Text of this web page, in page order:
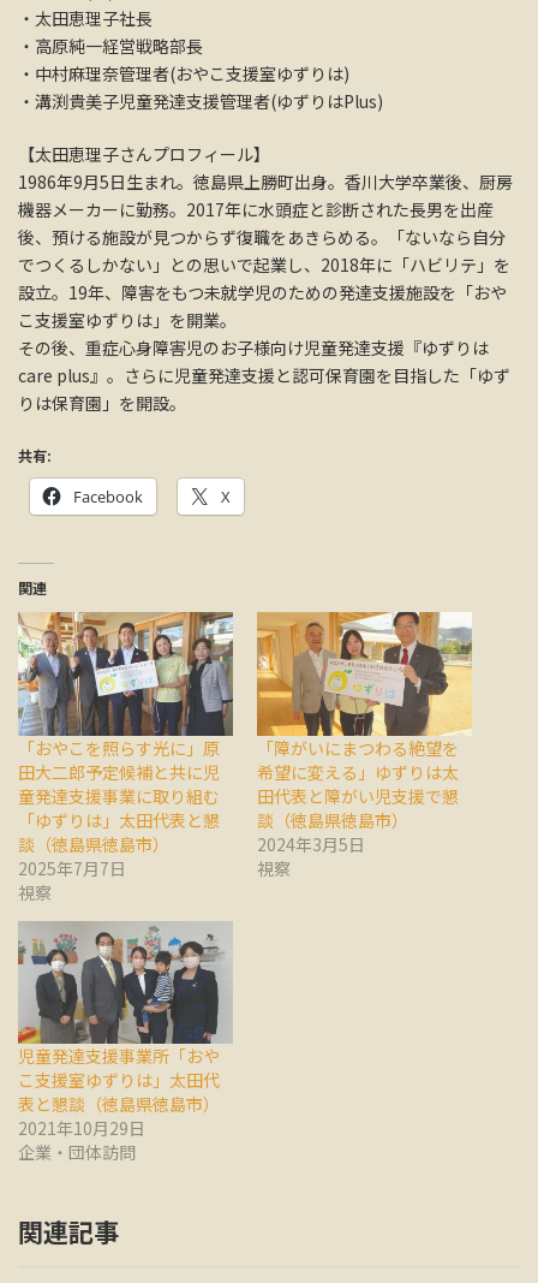
・太田恵理子社長
・高原純一経営戦略部長
・中村麻理奈管理者(おやこ支援室ゆずりは)
・溝渕貴美子児童発達支援管理者(ゆずりはPlus)
【太田恵理子さんプロフィール】
1986年9月5日生まれ。徳島県上勝町出身。香川大学卒業後、厨房
機器メーカーに勤務。2017年に水頭症と診断された長男を出産
後、預ける施設が見つからず復職をあきらめる。「ないなら自分
でつくるしかない」との思いで起業し、2018年に「ハビリテ」を
設立。19年、障害をもつ未就学児のための発達支援施設を「おや
こ支援室ゆずりは」を開業。
その後、重症心身障害児のお子様向け児童発達支援『ゆずりは
care plus』。さらに児童発達支援と認可保育園を目指した「ゆず
りは保育園」を開設。
共有:
Facebook X
関連
「おやこを照らす光に」原
田大二郎予定候補と共に児
童発達支援事業に取り組む
「ゆずりは」太田代表と懇
談（徳島県徳島市）
2025年7月7日
視察
「障がいにまつわる絶望を
希望に変える」ゆずりは太
田代表と障がい児支援で懇
談（徳島県徳島市）
2024年3月5日
視察
児童発達支援事業所「おや
こ支援室ゆずりは」太田代
表と懇談（徳島県徳島市）
2021年10月29日
企業・団体訪問
関連記事